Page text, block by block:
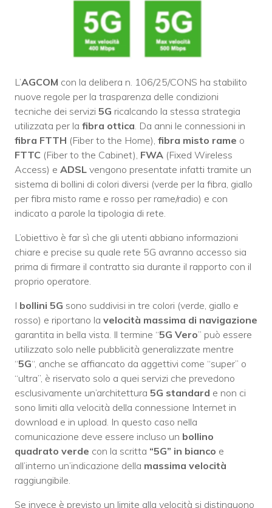
L’AGCOM con la delibera n. 106/25/CONS ha stabilito
nuove regole per la trasparenza delle condizioni
tecniche dei servizi 5G ricalcando la stessa strategia
utilizzata per la fibra ottica. Da anni le connessioni in
fibra FTTH (Fiber to the Home), fibra misto rame o
FTTC (Fiber to the Cabinet), FWA (Fixed Wireless
Access) e ADSL vengono presentate infatti tramite un
sistema di bollini di colori diversi (verde per la fibra, giallo
per fibra misto rame e rosso per rame/radio) e con
indicato a parole la tipologia di rete.
L’obiettivo è far sì che gli utenti abbiano informazioni
chiare e precise su quale rete 5G avranno accesso sia
prima di firmare il contratto sia durante il rapporto con il
proprio operatore.
I bollini 5G sono suddivisi in tre colori (verde, giallo e
rosso) e riportano la velocità massima di navigazione
garantita in bella vista. Il termine “5G Vero” può essere
utilizzato solo nelle pubblicità generalizzate mentre
“5G“, anche se affiancato da aggettivi come “super” o
“ultra”, è riservato solo a quei servizi che prevedono
esclusivamente un’architettura 5G standard e non ci
sono limiti alla velocità della connessione Internet in
download e in upload. In questo caso nella
comunicazione deve essere incluso un bollino
quadrato verde con la scritta “5G” in bianco e
all’interno un’indicazione della massima velocità
raggiungibile.
Se invece è previsto un limite alla velocità si distinguono